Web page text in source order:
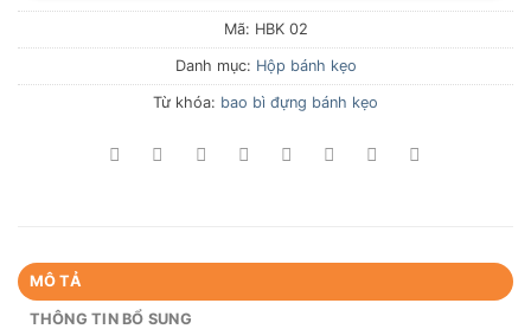
Mã: HBK 02
Danh mục: Hộp bánh kẹo
Từ khóa: bao bì đựng bánh kẹo
MÔ TẢ
THÔNG TIN BỔ SUNG